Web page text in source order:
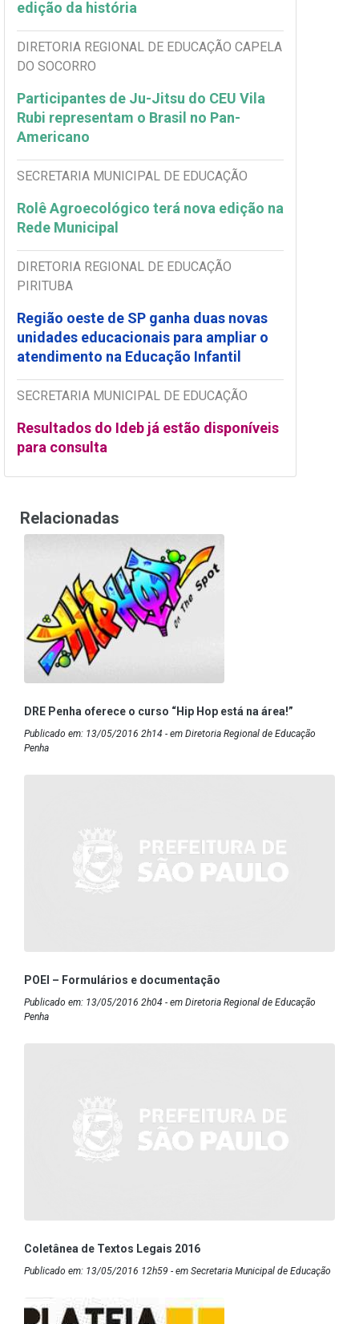
edição da história
DIRETORIA REGIONAL DE EDUCAÇÃO CAPELA
DO SOCORRO
Participantes de Ju-Jitsu do CEU Vila
Rubi representam o Brasil no Pan-
Americano
SECRETARIA MUNICIPAL DE EDUCAÇÃO
Rolê Agroecológico terá nova edição na
Rede Municipal
DIRETORIA REGIONAL DE EDUCAÇÃO
PIRITUBA
Região oeste de SP ganha duas novas
unidades educacionais para ampliar o
atendimento na Educação Infantil
SECRETARIA MUNICIPAL DE EDUCAÇÃO
Resultados do Ideb já estão disponíveis
para consulta
Relacionadas
DRE Penha oferece o curso “Hip Hop está na área!”
Publicado em: 13/05/2016 2h14 - em Diretoria Regional de Educação
Penha
POEI – Formulários e documentação
Publicado em: 13/05/2016 2h04 - em Diretoria Regional de Educação
Penha
Coletânea de Textos Legais 2016
Publicado em: 13/05/2016 12h59 - em Secretaria Municipal de Educação